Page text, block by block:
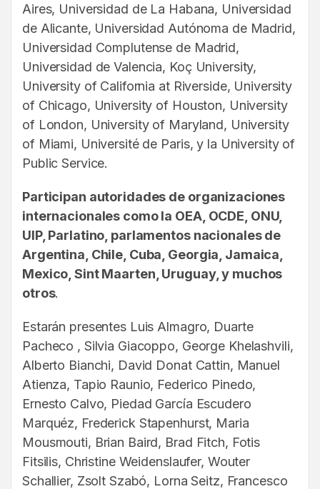
Aires, Universidad de La Habana, Universidad
de Alicante, Universidad Autónoma de Madrid,
Universidad Complutense de Madrid,
Universidad de Valencia, Koç University,
University of California at Riverside, University
of Chicago, University of Houston, University
of London, University of Maryland, University
of Miami, Université de Paris, y la University of
Public Service.
Participan autoridades de organizaciones
internacionales como la OEA, OCDE, ONU,
UIP, Parlatino, parlamentos nacionales de
Argentina, Chile, Cuba, Georgia, Jamaica,
Mexico, Sint Maarten, Uruguay, y muchos
otros.
Estarán presentes Luis Almagro, Duarte
Pacheco , Silvia Giacoppo, George Khelashvili,
Alberto Bianchi, David Donat Cattin, Manuel
Atienza, Tapio Raunio, Federico Pinedo,
Ernesto Calvo, Piedad García Escudero
Marquéz, Frederick Stapenhurst, Maria
Mousmouti, Brian Baird, Brad Fitch, Fotis
Fitsilis, Christine Weidenslaufer, Wouter
Schallier, Zsolt Szabó, Lorna Seitz, Francesco